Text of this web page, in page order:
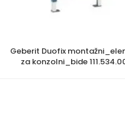
Geberit Duofix
za konzolni_bide